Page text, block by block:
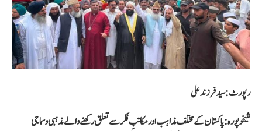
رپورٹ: سید فرزند علی
شیخوپورہ:پاکستان کے مختلف مذاہب اور مکاتبِ فکر سے تعلق رکھنے والے مذہبی و سماجی